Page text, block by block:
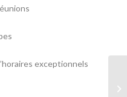
exceptionnels